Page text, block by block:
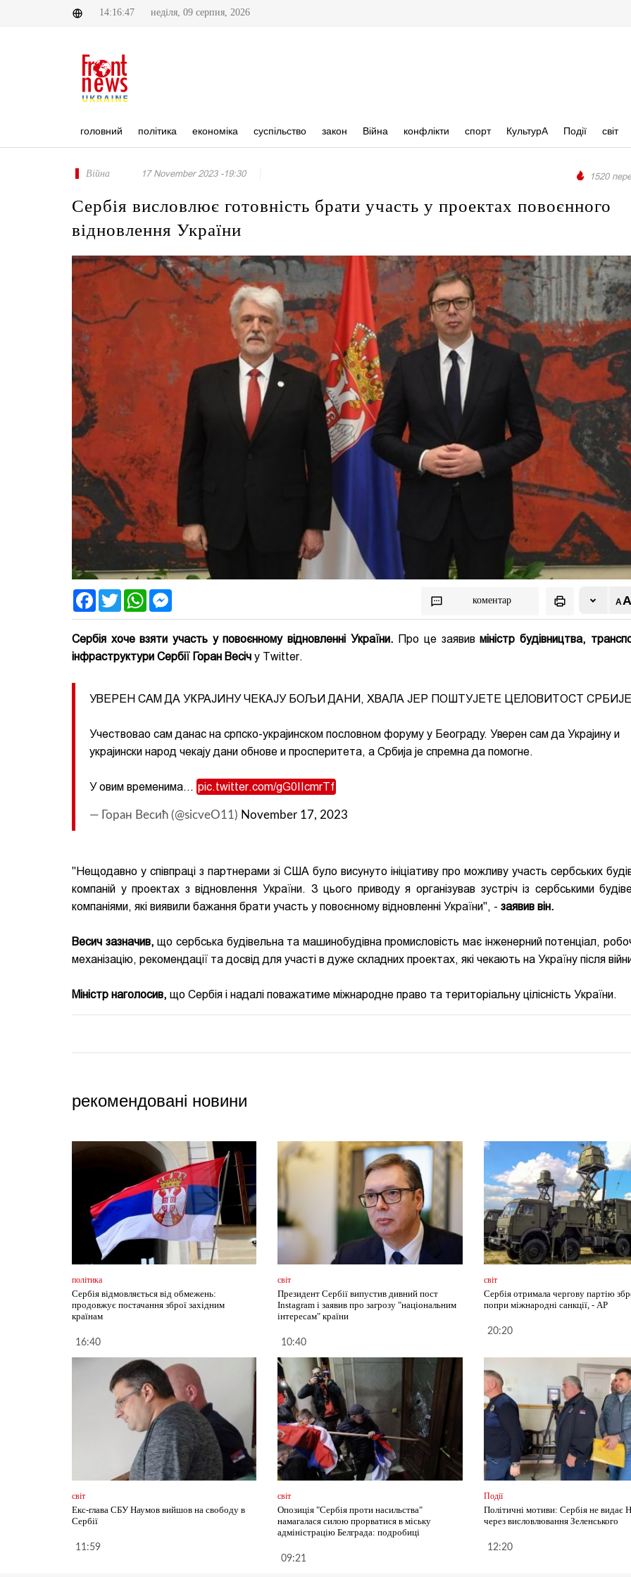
14:16:47 неділя, 09 серпня, 2026
головний політика економіка суспільство закон Війна конфлікти спорт КультурА Події світ
Війна 17 November 2023 -19:30 1520
Сербія висловлює готовність брати участь у проектах повоєнного
відновлення України
FacebookTwitter WhatsApp коментар
Сербія хоче взяти участь у повоєнному відновленні України. Про це заявивміністр будівництва,
інфраструктури Сербії Горан Весіч у Twitter.
УВЕРЕН САМ ДА УКРАЈИНУ ЧЕКАЈУ БОЉИ ДАНИ, ХВАЛА ЈЕР ПОШТУЈЕТЕ ЦЕЛОВИТОСТ СРБИЈЕ
Учествовао сам данас на српско-украјинском пословном форуму у Београду. Уверен сам да Украјину и
украјински народ чекају дани обнове и просперитета, а Србија је спремна да помогне.
У овим временима… pic.twitter.com/gG0IIcmrTf
— Горан Весић (@sicveO11) November 17, 2023
"Нещодавно у співпраці з партнерами зі США було висунуто ініціативу про можливу участь сербських
компаній у проектах з відновлення України. З цього приводу я організував зустріч із сербськими
компаніями, які виявили бажання брати участь у повоєнному відновленні України", - заявив він.
Весич зазначив,що сербська будівельна та машинобудівна промисловість має інженерний потенціал,
механізацію, рекомендації та досвід для участі в дуже складних проектах, які чекають на Україну після
Міністр наголосив, що Сербія і надалі поважатиме міжнародне право та територіальну цілісність України.
рекомендовані новини
політика
Сербія відмовляється від обмежень:
продовжує постачання зброї західним
країнам
16:40
світ
Президент Сербії випустив дивний пост
Instagram і заявив про загрозу "національним
інтересам" країни
10:40
світ
Сербія отримала чергову партію
попри міжнародні санкції, - AP
20:20
світ
Екс-глава СБУ Наумов вийшов на свободу в
Сербії
11:59
світ
Опозиція "Сербія проти насильства"
намагалася силою прорватися в міську
адміністрацію Белграда: подробиці
09:21
Події
Політичні мотиви: Сербія не видає
через висловлювання Зеленського
12:20